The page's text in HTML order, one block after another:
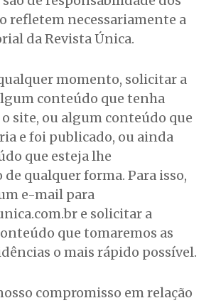
refletem necessariamente a
da Revista Única.
momento, solicitar a
conteúdo que tenha
site, ou algum conteúdo que
e foi publicado, ou ainda
que esteja lhe
qualquer forma. Para isso,
e-mail para
e solicitar a
que tomaremos as
o mais rápido possível.
compromisso em relação